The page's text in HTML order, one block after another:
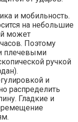
и мобильность.
на небольшие
может
Поэтому
плечевыми
ручкой
и
распределить
Гладкие и